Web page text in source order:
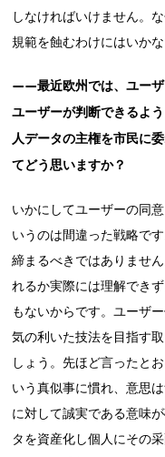
しなければいけません。
規範を蝕むわけにはいかな
——最近欧州では、ユーザ
ユーザーが判断できるよ
人データの主権を市民に
てどう思いますか？
いかにしてユーザーの同
いうのは間違った戦略で
締まるべきではありませ
れるか実際には理解でき
もないからです。ユーザ
気の利いた技法を目指す
しょう。先ほど言ったと
いう真似事に慣れ、意思
に対して誠実である意味
タを資産化し個人にその